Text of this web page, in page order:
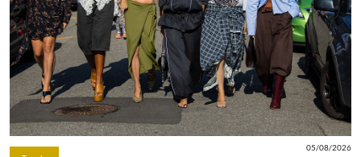
05/08/2026